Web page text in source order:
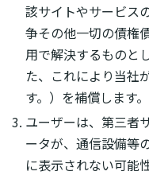
該サイトやサービス
争その他一切の債権
用で解決するものと
た、これにより当社
す。）を補償します。
ユーザーは、第三者
ータが、通信設備等
に表示されない可能